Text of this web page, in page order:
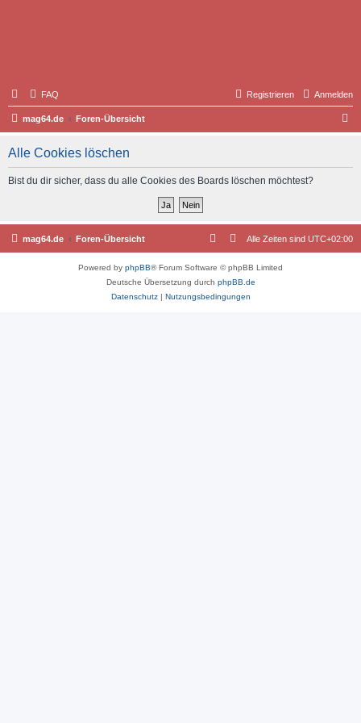
FAQ Anmelden
Registrieren
mag64.de Foren-Übersicht
Alle Cookies löschen
Bist du dir sicher, dass du alle Cookies des Boards löschen möchtest?
mag64.de Foren-Übersicht Alle Zeiten sind UTC+02:00
Powered by phpBB® Forum Software © phpBB Limited
Deutsche Übersetzung durch phpBB.de
Datenschutz| Nutzungsbedingungen